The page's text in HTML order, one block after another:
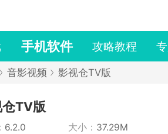
手机软件 攻略教程
音影视频 影视仓TV版
TV版
6.2.0 大小： 37.29M